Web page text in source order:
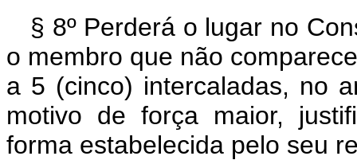
§ 8º Perderá o lugar no
o membro que não
a 5 (cinco) intercaladas, no
motivo de força maior,
forma estabelecida pelo seu